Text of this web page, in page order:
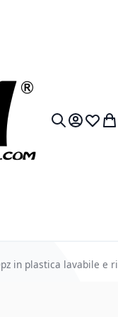
MyLista
in plastica lavabile